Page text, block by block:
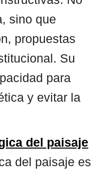
sino que
propuestas
Su
para
y evitar la
del paisaje
del paisaje es